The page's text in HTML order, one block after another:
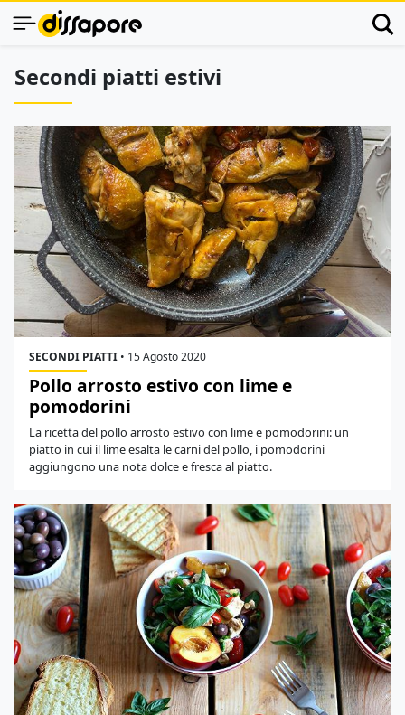
Secondi piatti estivi
SECONDI PIATTI • 15 Agosto 2020
Pollo arrosto estivo con lime e
pomodorini
La ricetta del pollo arrosto estivo con lime e pomodorini: un
piatto in cui il lime esalta le carni del pollo, i pomodorini
aggiungono una nota dolce e fresca al piatto.